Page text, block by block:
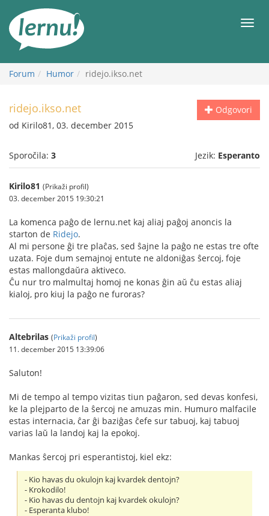
vsebini
Meni
Forum Humor ridejo.ikso.net
Odgovori
ridejo.ikso.net
od Kirilo81, 03. december 2015
Sporočila: 3 Jezik: Esperanto
Kirilo81 (Prikaži profil)
03. december 2015 19:30:21
La komenca paĝo de lernu.net kaj aliaj paĝoj anoncis la
starton de Ridejo.
Al mi persone ĝi tre plaĉas, sed ŝajne la paĝo ne estas tre ofte
uzata. Foje dum semajnoj entute ne aldoniĝas ŝercoj, foje
estas mallongdaŭra aktiveco.
Ĉu nur tro malmultaj homoj ne konas ĝin aŭ ĉu estas aliaj
kialoj, pro kiuj la paĝo ne furoras?
Altebrilas (Prikaži profil)
11. december 2015 13:39:06
Saluton!
Mi de tempo al tempo vizitas tiun paĝaron, sed devas konfesi,
ke la plejparto de la ŝercoj ne amuzas min. Humuro malfacile
estas internacia, ĉar ĝi baziĝas ĉefe sur tabuoj, kaj tabuoj
varias laŭ la landoj kaj la epokoj.
Mankas ŝercoj pri esperantistoj, kiel ekz:
- Kio havas du okulojn kaj kvardek dentojn?
- Krokodilo!
- Kio havas du dentojn kaj kvardek okulojn?
- Esperanta klubo!